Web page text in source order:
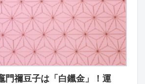
門禰豆子は「白鑞金」！運